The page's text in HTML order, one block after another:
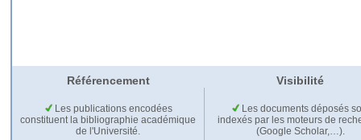
Référencement Visibilité
Les publications encodées
constituent la bibliographie académique
de l'Université.
Les documents déposés
indexés par les moteurs de
(Google Scholar,…).